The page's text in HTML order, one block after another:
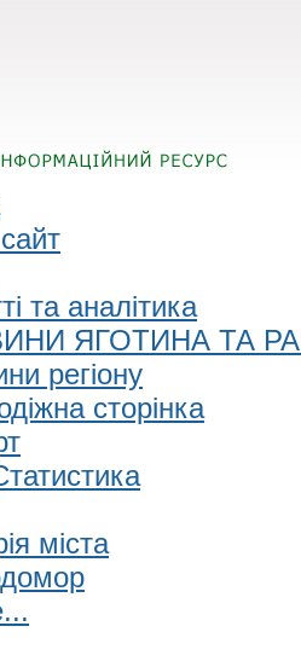
та аналітика
ЯГОТИНА ТА
регіону
сторінка
міста